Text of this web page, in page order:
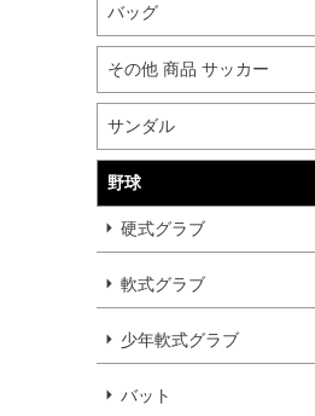
バッグ
その他 商品 サッカー
サンダル
野球
硬式グラブ
軟式グラブ
少年軟式グラブ
バット